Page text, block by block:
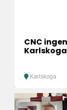
CNC
Karlskoga
Karlskoga